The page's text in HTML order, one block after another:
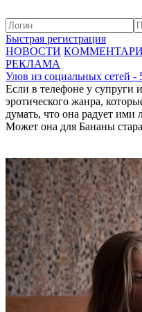
Быстрая регистрация
НОВОСТИ
РЕКЛАМА
Улов из социальных сетей -
Если в телефоне у супруги
эротического жанра,
думать, что она радует
Может она для Бананы